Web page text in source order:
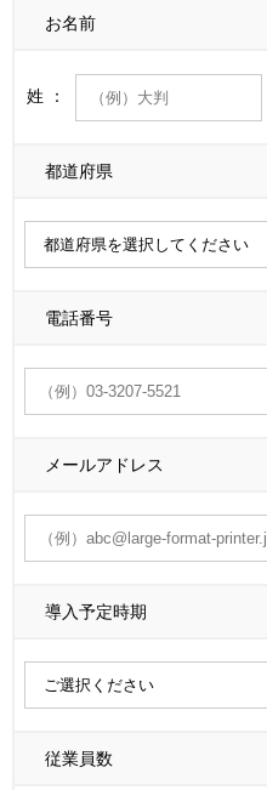
お名前
姓 ：
都道府県
電話番号
メールアドレス
導入予定時期
従業員数